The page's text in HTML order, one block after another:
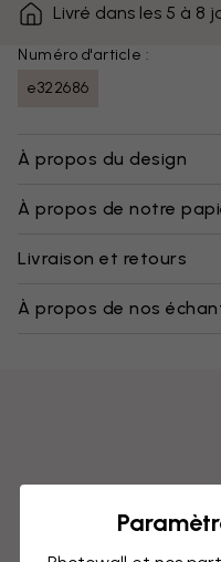
Livré dans les 5 à 8
Numéro d'article :
e322686
À propos du design
À propos de notre
Livraison et retours
À propos de nos